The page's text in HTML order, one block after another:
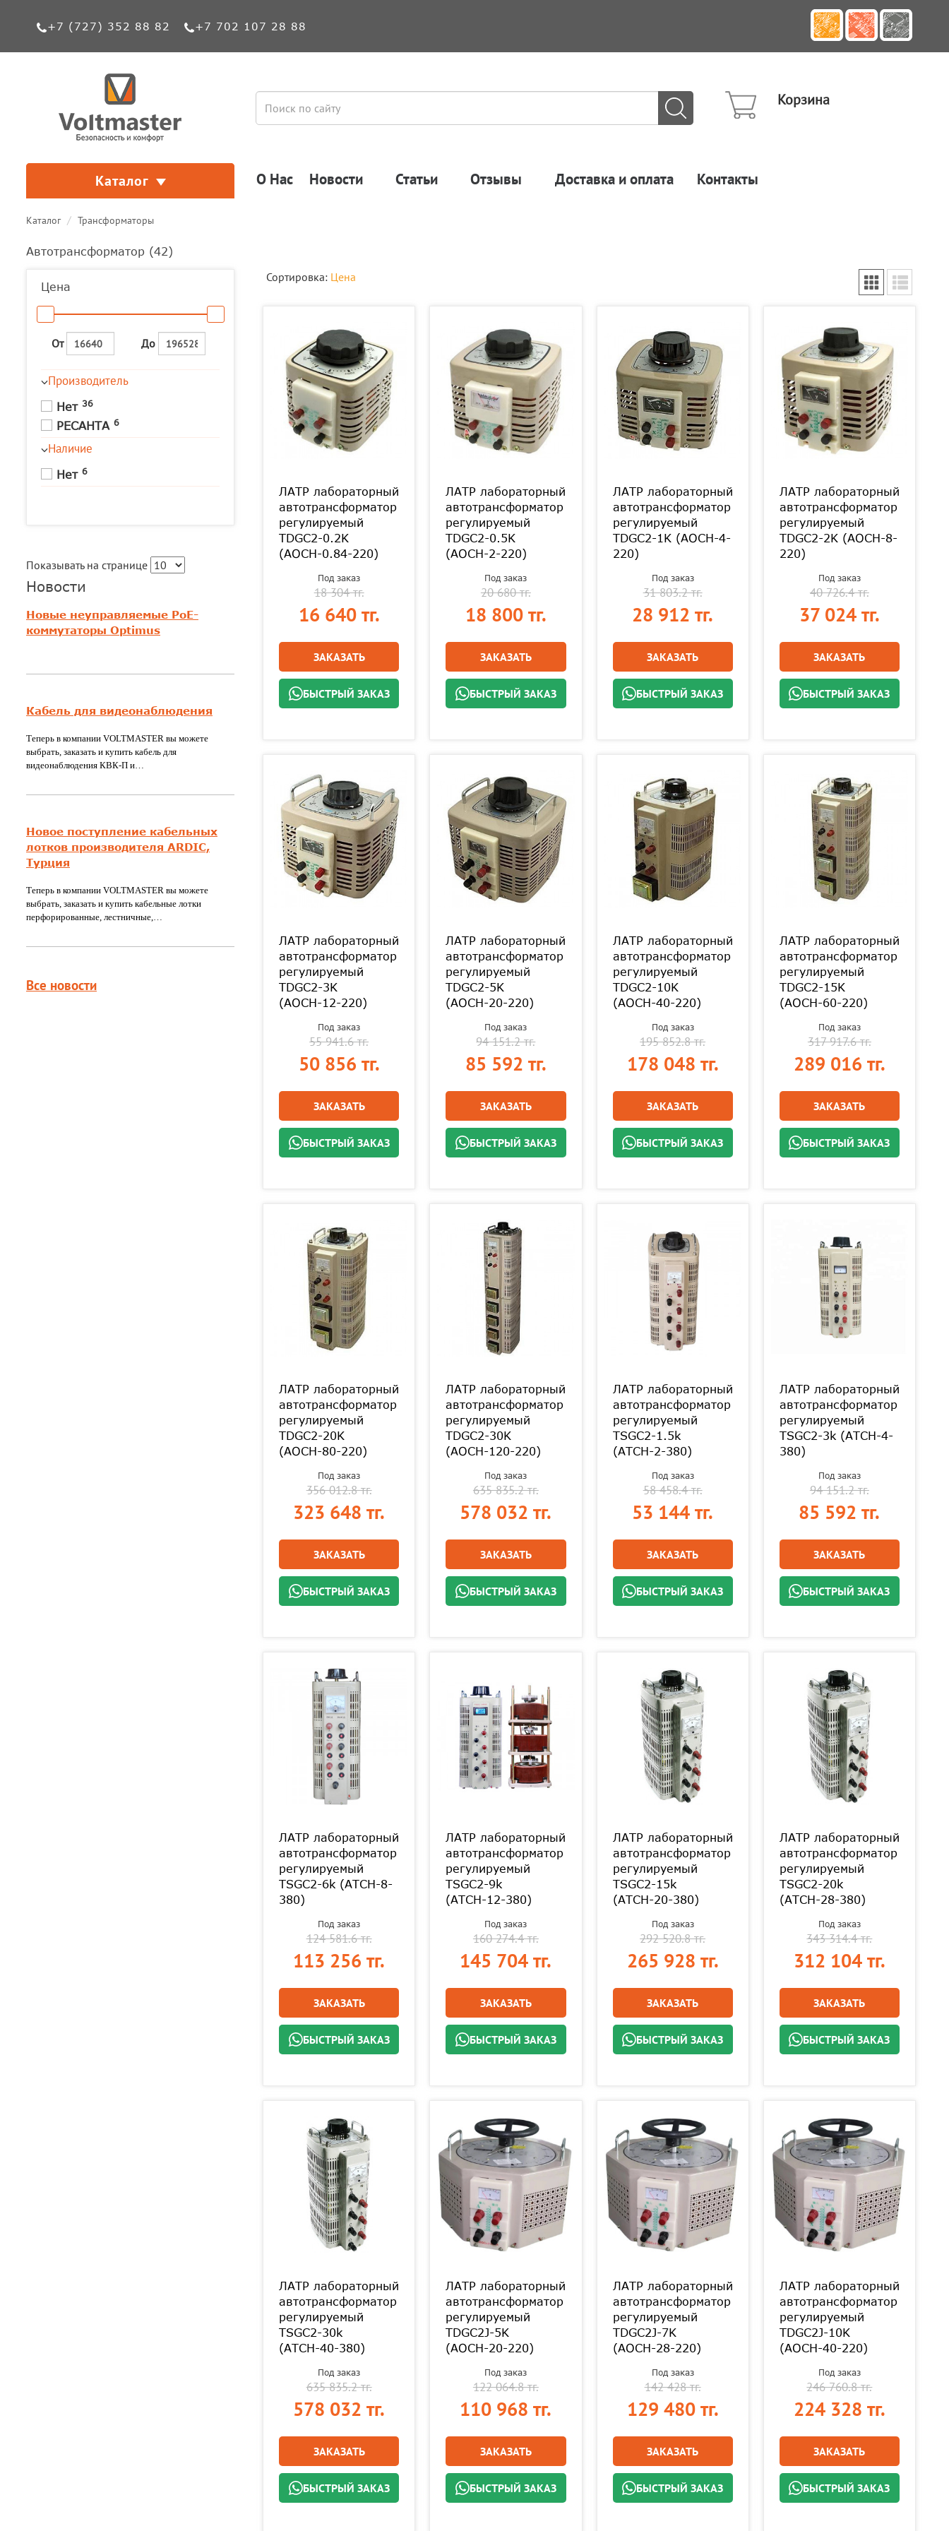
+7 (727) 352 88 82 +7 702 107 28 88
Корзина
Каталог О Нас Новости Статьи Отзывы Доставка и оплата Контакты
Каталог Трансформаторы
Автотрансформатор (42)
Цена
От До
Производитель
Нет 36
РЕСАНТА 6
Наличие
Нет 6
Показывать на странице
Новости
Новые неуправляемые PoE-
коммутаторы Optimus
Кабель для видеонаблюдения
Теперь в компании VOLTMASTER вы можете
выбрать, заказать и купить кабель для
видеонаблюдения КВК-П и…
Новое поступление кабельных
лотков производителя ARDIC,
Турция
Теперь в компании VOLTMASTER вы можете
выбрать, заказать и купить кабельные лотки
перфорированные, лестничные,…
Все новости
Сортировка: Цена
ЛАТР лабораторный
автотрансформатор
регулируемый
TDGC2-0.2K
(АОСН-0.84-220)
Под заказ
18 304 тг.
16 640 тг.
ЗАКАЗАТЬ
БЫСТРЫЙ ЗАКАЗ
ЛАТР лабораторный
автотрансформатор
регулируемый
TDGC2-0.5K
(АОСН-2-220)
Под заказ
20 680 тг.
18 800 тг.
ЗАКАЗАТЬ
БЫСТРЫЙ ЗАКАЗ
ЛАТР лабораторный
автотрансформатор
регулируемый
TDGC2-1K (АОСН-4-
220)
Под заказ
31 803.2 тг.
28 912 тг.
ЗАКАЗАТЬ
БЫСТРЫЙ ЗАКАЗ
ЛАТР лабораторный
автотрансформатор
регулируемый
TDGC2-2K (АОСН-8-
220)
Под заказ
40 726.4 тг.
37 024 тг.
ЗАКАЗАТЬ
БЫСТРЫЙ ЗАКАЗ
ЛАТР лабораторный
автотрансформатор
регулируемый
TDGC2-3K
(АОСН-12-220)
Под заказ
55 941.6 тг.
50 856 тг.
ЗАКАЗАТЬ
БЫСТРЫЙ ЗАКАЗ
ЛАТР лабораторный
автотрансформатор
регулируемый
TDGC2-5K
(АОСН-20-220)
Под заказ
94 151.2 тг.
85 592 тг.
ЗАКАЗАТЬ
БЫСТРЫЙ ЗАКАЗ
ЛАТР лабораторный
автотрансформатор
регулируемый
TDGC2-10K
(АОСН-40-220)
Под заказ
195 852.8 тг.
178 048 тг.
ЗАКАЗАТЬ
БЫСТРЫЙ ЗАКАЗ
ЛАТР лабораторный
автотрансформатор
регулируемый
TDGC2-15K
(АОСН-60-220)
Под заказ
317 917.6 тг.
289 016 тг.
ЗАКАЗАТЬ
БЫСТРЫЙ ЗАКАЗ
ЛАТР лабораторный
автотрансформатор
регулируемый
TDGC2-20K
(АОСН-80-220)
Под заказ
356 012.8 тг.
323 648 тг.
ЗАКАЗАТЬ
БЫСТРЫЙ ЗАКАЗ
ЛАТР лабораторный
автотрансформатор
регулируемый
TDGC2-30K
(АОСН-120-220)
Под заказ
635 835.2 тг.
578 032 тг.
ЗАКАЗАТЬ
БЫСТРЫЙ ЗАКАЗ
ЛАТР лабораторный
автотрансформатор
регулируемый
TSGC2-1.5k
(АТСН-2-380)
Под заказ
58 458.4 тг.
53 144 тг.
ЗАКАЗАТЬ
БЫСТРЫЙ ЗАКАЗ
ЛАТР лабораторный
автотрансформатор
регулируемый
TSGC2-3k (АТСН-4-
380)
Под заказ
94 151.2 тг.
85 592 тг.
ЗАКАЗАТЬ
БЫСТРЫЙ ЗАКАЗ
ЛАТР лабораторный
автотрансформатор
регулируемый
TSGC2-6k (АТСН-8-
380)
Под заказ
124 581.6 тг.
113 256 тг.
ЗАКАЗАТЬ
БЫСТРЫЙ ЗАКАЗ
ЛАТР лабораторный
автотрансформатор
регулируемый
TSGC2-9k
(АТСН-12-380)
Под заказ
160 274.4 тг.
145 704 тг.
ЗАКАЗАТЬ
БЫСТРЫЙ ЗАКАЗ
ЛАТР лабораторный
автотрансформатор
регулируемый
TSGC2-15k
(АТСН-20-380)
Под заказ
292 520.8 тг.
265 928 тг.
ЗАКАЗАТЬ
БЫСТРЫЙ ЗАКАЗ
ЛАТР лабораторный
автотрансформатор
регулируемый
TSGC2-20k
(АТСН-28-380)
Под заказ
343 314.4 тг.
312 104 тг.
ЗАКАЗАТЬ
БЫСТРЫЙ ЗАКАЗ
ЛАТР лабораторный
автотрансформатор
регулируемый
TSGC2-30k
(АТСН-40-380)
Под заказ
635 835.2 тг.
578 032 тг.
ЗАКАЗАТЬ
БЫСТРЫЙ ЗАКАЗ
ЛАТР лабораторный
автотрансформатор
регулируемый
TDGC2J-5K
(АОСН-20-220)
Под заказ
122 064.8 тг.
110 968 тг.
ЗАКАЗАТЬ
БЫСТРЫЙ ЗАКАЗ
ЛАТР лабораторный
автотрансформатор
регулируемый
TDGC2J-7K
(АОСН-28-220)
Под заказ
142 428 тг.
129 480 тг.
ЗАКАЗАТЬ
БЫСТРЫЙ ЗАКАЗ
ЛАТР лабораторный
автотрансформатор
регулируемый
TDGC2J-10K
(АОСН-40-220)
Под заказ
246 760.8 тг.
224 328 тг.
ЗАКАЗАТЬ
БЫСТРЫЙ ЗАКАЗ